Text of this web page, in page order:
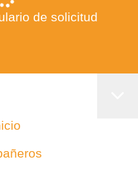
de solicitud